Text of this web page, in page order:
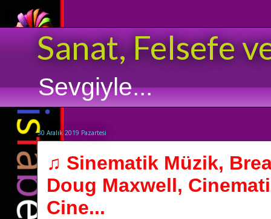
Sanat, Felsefe
Sevgiyle...
30 Aralık 2019 Pazartesi
♫ Sinematik Müzik,
Doug Maxwell,
Cine...